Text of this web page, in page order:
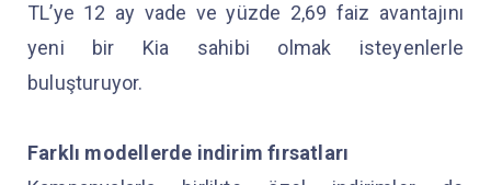
TL’ye 12 ay vade ve yüzde 2,69 faiz avantajını
yeni bir Kia sahibi olmak isteyenlerle
buluşturuyor.
Farklı modellerde indirim fırsatları